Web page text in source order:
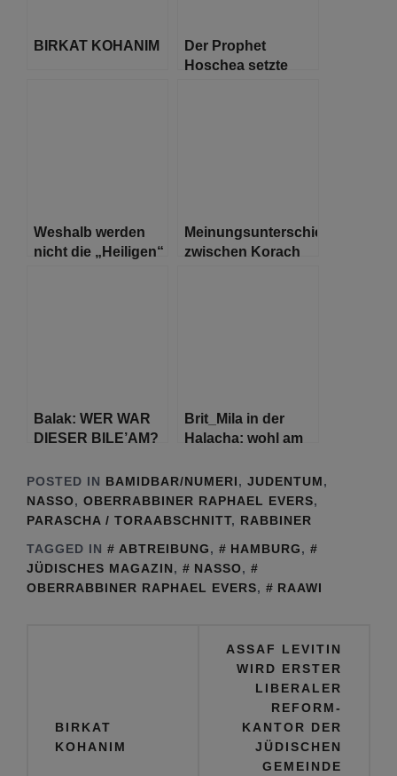
BIRKAT KOHANIM
Der Prophet
Hoschea setzte
Weshalb werden
nicht die „Heiligen“
Meinungsunterschiede
zwischen Korach
Balak: WER WAR
DIESER BILE’AM?
Brit_Mila in der
Halacha: wohl am
der Nacht
POSTED IN BAMIDBAR/NUMERI, JUDENTUM,
NASSO, OBERRABBINER RAPHAEL EVERS,
PARASCHA / TORAABSCHNITT, RABBINER
TAGGED IN
ABTREIBUNG, HAMBURG,
JÜDISCHES MAGAZIN, NASSO,
OBERRABBINER RAPHAEL EVERS, RAAWI
BIRKAT
KOHANIM
ASSAF LEVITIN
WIRD ERSTER
LIBERALER
REFORM-
KANTOR DER
JÜDISCHEN
GEMEINDE